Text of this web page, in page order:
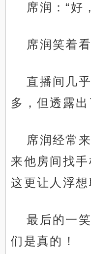
席润：“好
席润笑着
直播间几
多，但透露出
席润经常
来他房间找
这更让人浮想
最后的一
们是真的！